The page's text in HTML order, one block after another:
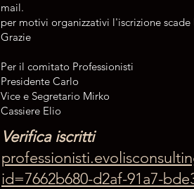
mail.
per motivi organizzativi l'iscrizione scade
Grazie
Per il comitato Professionisti
Presidente Carlo
Vice e Segretario Mirko
Cassiere Elio
Verifica iscritti
id=7662b680-d2af-91a7-